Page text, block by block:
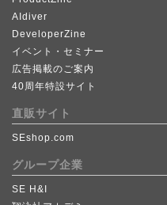
AIdiver
DeveloperZine
イベント・セミナー
広告掲載のご案内
40周年特設サイト
直販サイト
SEshop.com
グループ企業
SE H&I